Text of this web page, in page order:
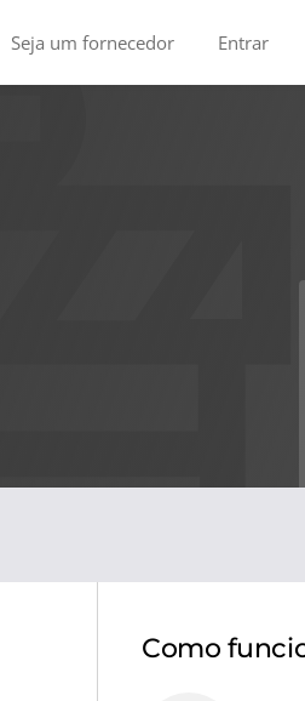
Seja um fornecedor Entrar
Como